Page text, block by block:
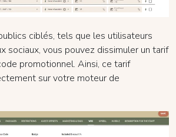
ciblés, tels que les utilisateurs
sociaux, vous pouvez dissimuler un tarif
promotionnel. Ainsi, ce tarif
sur votre moteur de